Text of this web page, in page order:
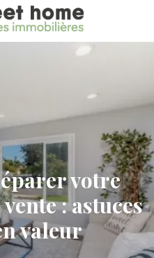
votre
: astuces
valeur